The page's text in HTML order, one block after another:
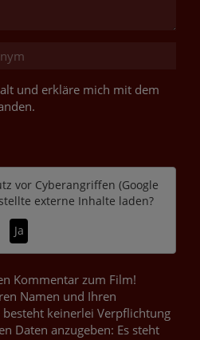
und erkläre mich mit dem
vor Cyberangriffen (Google
externe Inhalte laden?
Ja
Kommentar zum Film!
Namen und Ihren
besteht keinerlei Verpflichtung
Daten anzugeben: Es steht